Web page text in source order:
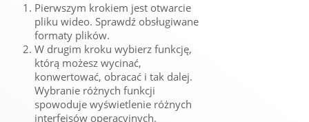
Pierwszym krokiem jest otwarcie
pliku wideo. Sprawdź obsługiwane
formaty plików.
W drugim kroku wybierz funkcję,
którą możesz wycinać,
konwertować, obracać i tak dalej.
Wybranie różnych funkcji
spowoduje wyświetlenie różnych
interfejsów operacyjnych.